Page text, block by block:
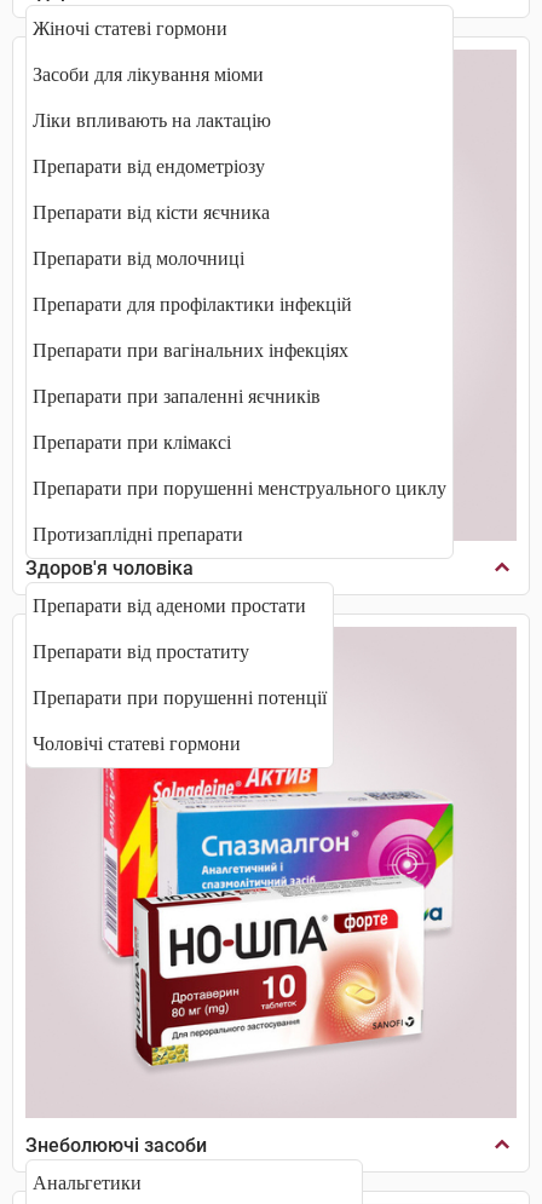
Жіночі статеві гормони
Засоби для лікування міоми
Ліки впливають на лактацію
Препарати від ендометріозу
Препарати від кісти яєчника
Препарати від молочниці
Препарати для профілактики інфекцій
Препарати при вагінальних інфекціях
Препарати при запаленні яєчників
Препарати при клімаксі
Препарати при порушенні менструального циклу
Протизаплідні препарати
Здоров'я чоловіка
Препарати від аденоми простати
Препарати від простатиту
Препарати при порушенні потенції
Чоловічі статеві гормони
Знеболюючі засоби
Анальгетики